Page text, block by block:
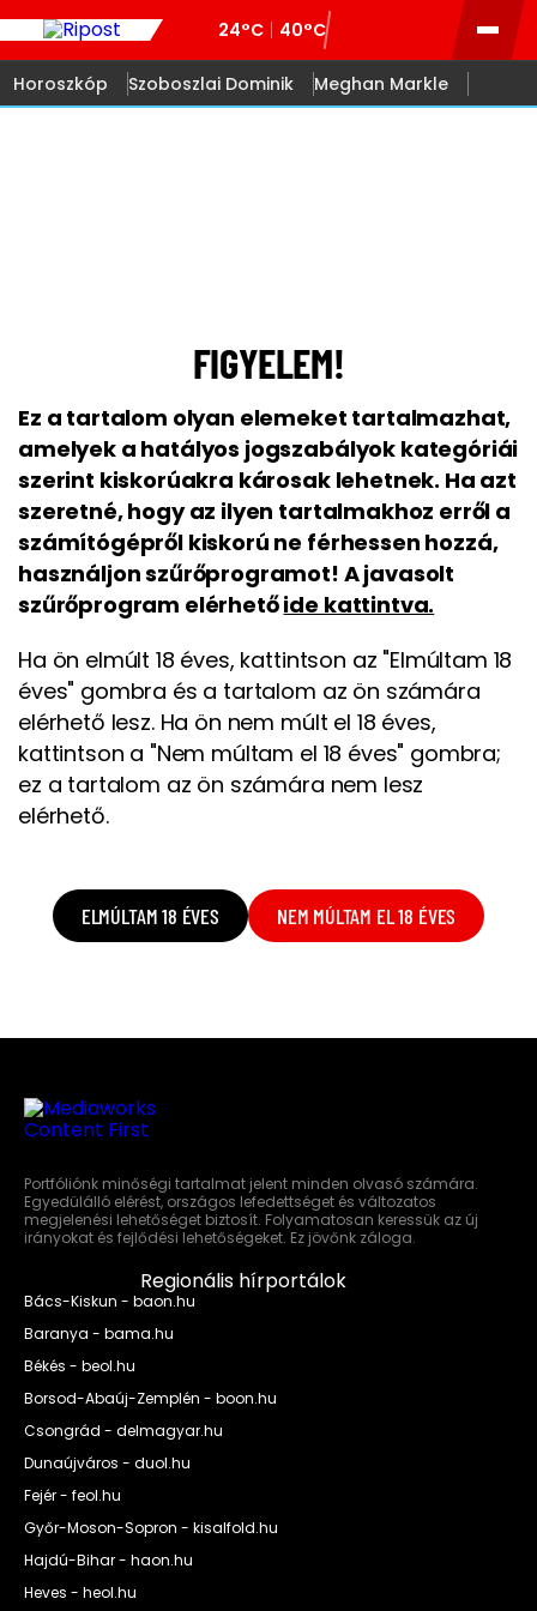
24°C 40°C
Horoszkóp Szoboszlai Dominik Meghan Markle
FIGYELEM!
Ez a tartalom olyan elemeket tartalmazhat,
amelyek a hatályos jogszabályok kategóriái
szerint kiskorúakra károsak lehetnek. Ha azt
szeretné, hogy az ilyen tartalmakhoz erről a
számítógépről kiskorú ne férhessen hozzá,
használjon szűrőprogramot! A javasolt
szűrőprogram elérhetőide kattintva.
Ha ön elmúlt 18 éves, kattintson az "Elmúltam 18
éves" gombra és a tartalom az ön számára
elérhető lesz. Ha ön nem múlt el 18 éves,
kattintson a "Nem múltam el 18 éves" gombra;
ez a tartalom az ön számára nem lesz
elérhető.
ELMÚLTAM 18 ÉVES NEM MÚLTAM EL 18 ÉVES
Portfóliónk minőségi tartalmat jelent minden olvasó számára.
Egyedülálló elérést, országos lefedettséget és változatos
megjelenési lehetőséget biztosít. Folyamatosan keressük az új
irányokat és fejlődési lehetőségeket. Ez jövőnk záloga.
Regionális hírportálok
Bács-Kiskun - baon.hu
Baranya - bama.hu
Békés - beol.hu
Borsod-Abaúj-Zemplén - boon.hu
Csongrád - delmagyar.hu
Dunaújváros - duol.hu
Fejér - feol.hu
Győr-Moson-Sopron - kisalfold.hu
Hajdú-Bihar - haon.hu
Heves - heol.hu